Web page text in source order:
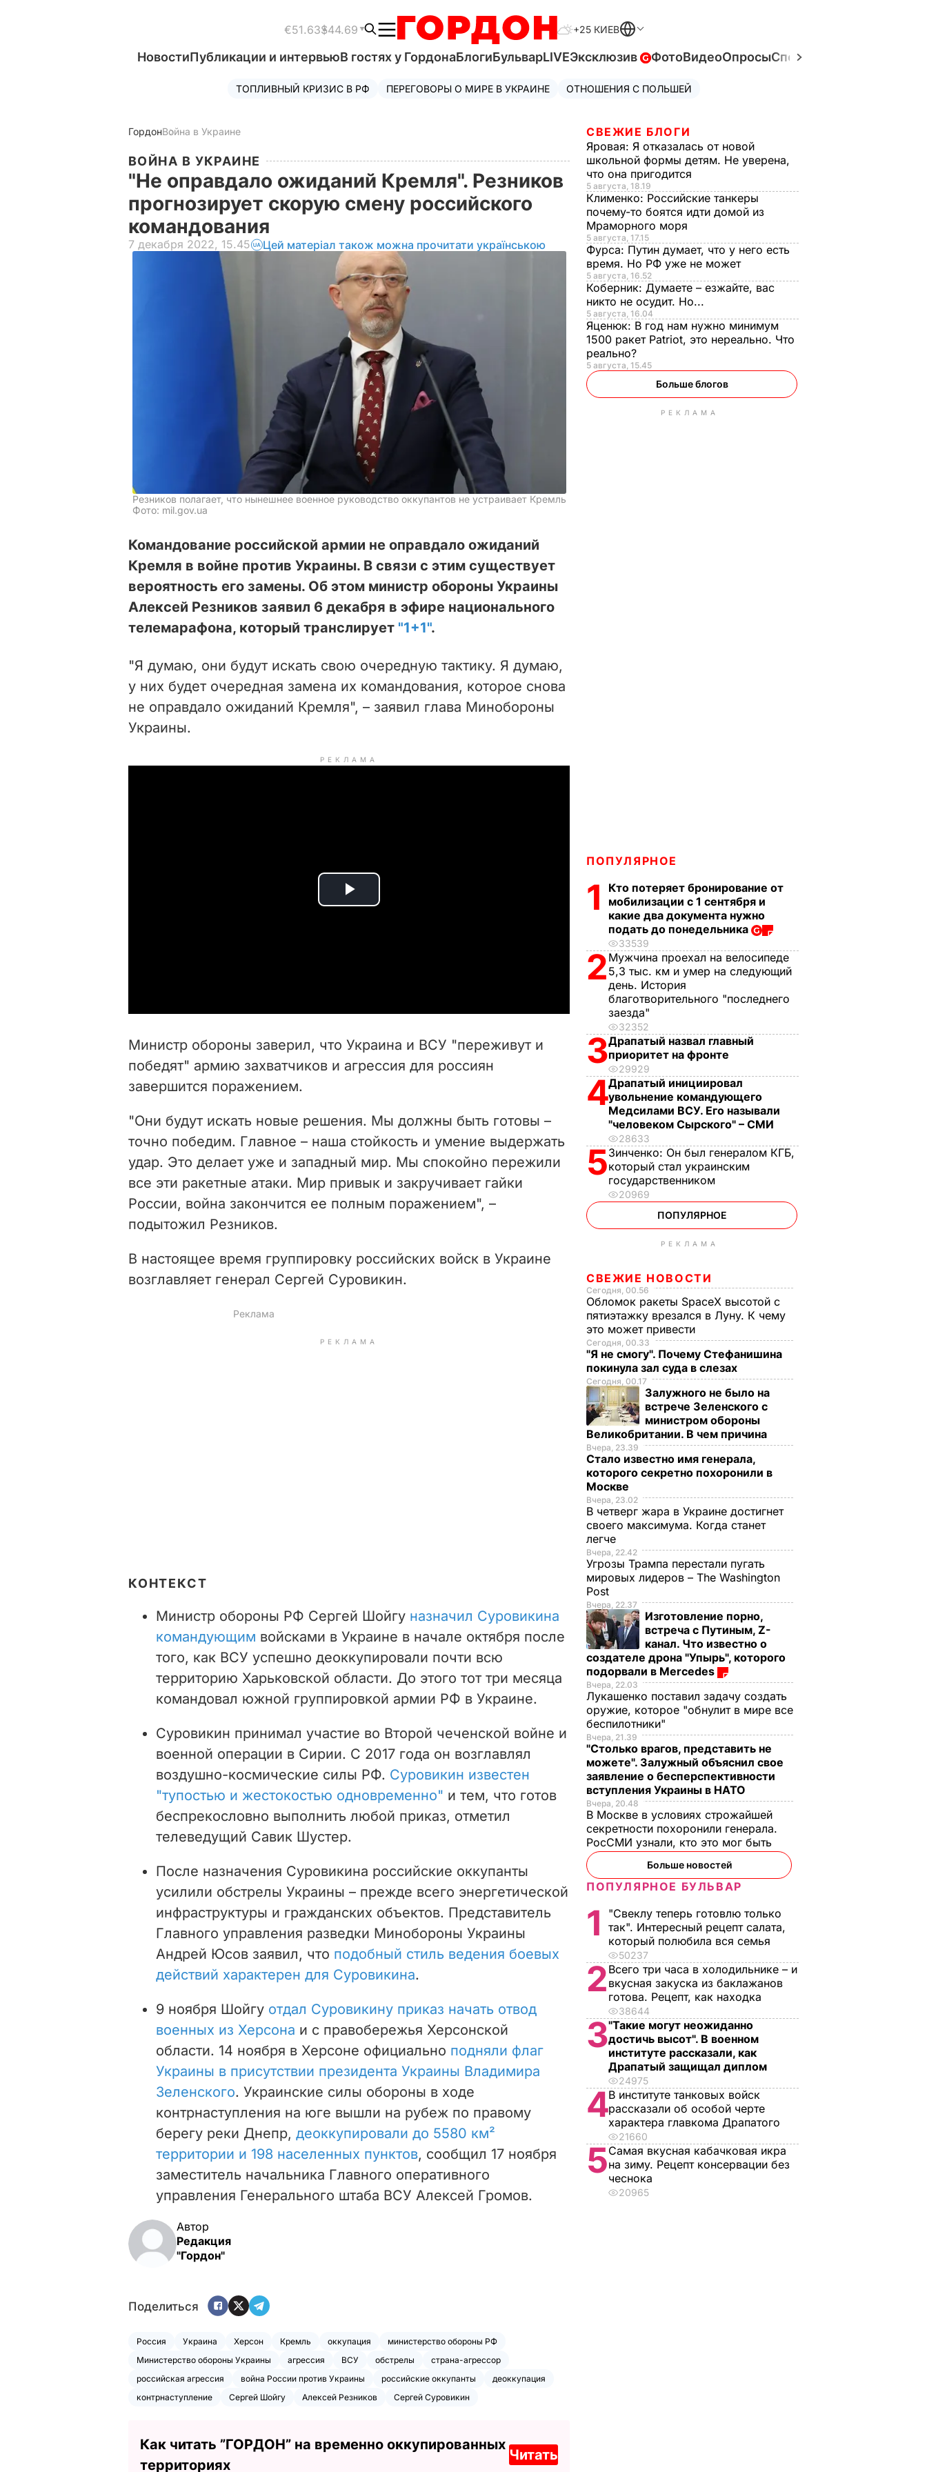
€51.63$44.69 +25 КИЕВ
НовостиПубликации и интервьюВ гостях у ГордонаБлогиБульварLIVEЭксклюзив ФотоВидеоОпросыСпецпроекты
ТОПЛИВНЫЙ КРИЗИС В РФ ПЕРЕГОВОРЫ О МИРЕ В УКРАИНЕ ОТНОШЕНИЯ С ПОЛЬШЕЙ
ГордонВойна в Украине
ВОЙНА В УКРАИНЕ
"Не оправдало ожиданий Кремля". Резников
прогнозирует скорую смену российского
командования
7 декабря 2022, 15.45 Цей матеріал також можна прочитати українською
Резников полагает, что нынешнее военное руководство оккупантов не устраивает Кремль
Фото: mil.gov.ua
Командование российской армии не оправдало ожиданий
Кремля в войне против Украины. В связи с этим существует
вероятность его замены. Об этом министр обороны Украины
Алексей Резников заявил 6 декабря в эфире национального
телемарафона, который транслирует "1+1".
"Я думаю, они будут искать свою очередную тактику. Я думаю,
у них будет очередная замена их командования, которое снова
не оправдало ожиданий Кремля", – заявил глава Минобороны
Украины.
РЕКЛАМА
P
i
e
o
Министр обороны заверил, что Украина и ВСУ "переживут и
победят" армию захватчиков и агрессия для россиян
завершится поражением.
"Они будут искать новые решения. Мы должны быть готовы –
точно победим. Главное – наша стойкость и умение выдержать
удар. Это делает уже и западный мир. Мы спокойно пережили
все эти ракетные атаки. Мир привык и закручивает гайки
России, война закончится ее полным поражением", –
подытожил Резников.
В настоящее время группировку российских войск в Украине
возглавляет генерал Сергей Суровикин.
РЕКЛАМА
КОНТЕКСТ
Министр обороны РФ Сергей Шойгу назначил Суровикина
командующим войсками в Украине в начале октября после
того, как ВСУ успешно деоккупировали почти всю
территорию Харьковской области. До этого тот три месяца
командовал южной группировкой армии РФ в Украине.
Суровикин принимал участие во Второй чеченской войне и
военной операции в Сирии. С 2017 года он возглавлял
воздушно-космические силы РФ. Суровикин известен
"тупостью и жестокостью одновременно" и тем, что готов
беспрекословно выполнить любой приказ, отметил
телеведущий Савик Шустер.
После назначения Суровикина российские оккупанты
усилили обстрелы Украины – прежде всего энергетической
инфраструктуры и гражданских объектов. Представитель
Главного управления разведки Минобороны Украины
Андрей Юсов заявил, что подобный стиль ведения боевых
действий характерен для Суровикина.
9 ноября Шойгу отдал Суровикину приказ начать отвод
военных из Херсона и с правобережья Херсонской
области. 14 ноября в Херсоне официально подняли флаг
Украины в присутствии президента Украины Владимира
Зеленского. Украинские силы обороны в ходе
контрнаступления на юге вышли на рубеж по правому
берегу реки Днепр, деоккупировали до 5580 км²
территории и 198 населенных пунктов, сообщил 17 ноября
заместитель начальника Главного оперативного
управления Генерального штаба ВСУ Алексей Громов.
Автор
Редакция
"Гордон"
Поделиться
Россия Украина Херсон Кремль оккупация
министерство обороны РФ
Министерство обороны Украины
агрессия ВСУ обстрелы
страна-агрессор
российская агрессия
война России против Украины российские оккупанты
деоккупация
контрнаступление
Сергей Шойгу Алексей Резников Сергей Суровикин
Как читать ”ГОРДОН” на временно оккупированных
территориях
Читать
СВЕЖИЕ БЛОГИ
Яровая: Я отказалась от новой
школьной формы детям. Не уверена,
что она пригодится
5 августа, 18.19
Клименко: Российские танкеры
почему-то боятся идти домой из
Мраморного моря
5 августа, 17.15
Фурса: Путин думает, что у него есть
время. Но РФ уже не может
5 августа, 16.52
Коберник: Думаете – езжайте, вас
никто не осудит. Но...
5 августа, 16.04
Яценюк: В год нам нужно минимум
1500 ракет Patriot, это нереально. Что
реально?
5 августа, 15.45
Больше блогов
РЕКЛАМА
ПОПУЛЯРНОЕ
1
Кто потеряет бронирование от
мобилизации с 1 сентября и
какие два документа нужно
подать до понедельника
33539
2 Мужчина проехал на велосипеде
5,3 тыс. км и умер на следующий
день. История
благотворительного "последнего
заезда"
32352
3Драпатый назвал главный
приоритет на фронте
29929
4Драпатый инициировал
увольнение командующего
Медсилами ВСУ. Его называли
"человеком Сырского" – СМИ
28633
5Зинченко: Он был генералом КГБ,
который стал украинским
государственником
20969
ПОПУЛЯРНОЕ
РЕКЛАМА
СВЕЖИЕ НОВОСТИ
Сегодня, 00.56
Обломок ракеты SpaceX высотой с
пятиэтажку врезался в Луну. К чему
это может привести
Сегодня, 00.33
"Я не смогу". Почему Стефанишина
покинула зал суда в слезах
Сегодня, 00.17
Залужного не было на
встрече Зеленского с
министром обороны
Великобритании. В чем причина
Вчера, 23.39
Стало известно имя генерала,
которого секретно похоронили в
Москве
Вчера, 23.02
В четверг жара в Украине достигнет
своего максимума. Когда станет
легче
Вчера, 22.42
Угрозы Трампа перестали пугать
мировых лидеров – The Washington
Post
Вчера, 22.37
Изготовление порно,
встреча с Путиным, Z-
канал. Что известно о
создателе дрона "Упырь", которого
подорвали в Mercedes
Вчера, 22.03
Лукашенко поставил задачу создать
оружие, которое "обнулит в мире все
беспилотники"
Вчера, 21.39
"Столько врагов, представить не
можете". Залужный объяснил свое
заявление о бесперспективности
вступления Украины в НАТО
Вчера, 20.48
В Москве в условиях строжайшей
секретности похоронили генерала.
РосСМИ узнали, кто это мог быть
Больше новостей
ПОПУЛЯРНОЕ БУЛЬВАР
1
"Свеклу теперь готовлю только
так". Интересный рецепт салата,
который полюбила вся семья
50237
2 Всего три часа в холодильнике – и
вкусная закуска из баклажанов
готова. Рецепт, как находка
38644
3"Такие могут неожиданно
достичь высот". В военном
институте рассказали, как
Драпатый защищал диплом
24975
4В институте танковых войск
рассказали об особой черте
характера главкома Драпатого
21660
5Самая вкусная кабачковая икра
на зиму. Рецепт консервации без
чеснока
20965